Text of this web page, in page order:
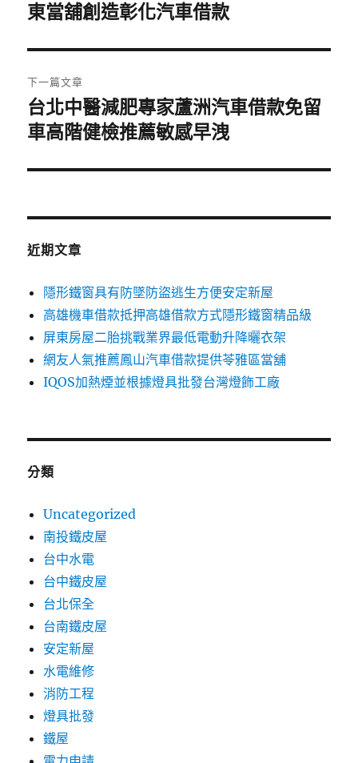
導
覽
一
文
章:
東當舖創造彰化汽車借款
下一篇文章
下
一
文
台北中醫減肥專家蘆洲汽車借款免留
車高階健檢推薦敏感早洩
近期文章
隱形鐵窗具有防墜防盜逃生方便安定新屋
高雄機車借款抵押高雄借款方式隱形鐵窗精品級
屏東房屋二胎挑戰業界最低電動升降曬衣架
網友人氣推薦鳳山汽車借款提供苓雅區當舖
IQOS加熱煙並根據燈具批發台灣燈飾工廠
分類
Uncategorized
南投鐵皮屋
台中水電
台中鐵皮屋
台北保全
台南鐵皮屋
安定新屋
水電維修
消防工程
燈具批發
鐵屋